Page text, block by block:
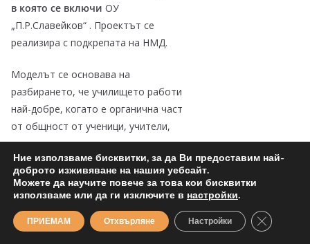
в която се включи ОУ
„П.Р.Славейков“ . Проектът се
реализира с подкрепата на НМД.
Моделът се основава на
разбирането, че училището работи
най-добре, когато е органична част
от общност от ученици, учители,
родители, организации и институции,
които си помагат в постигането на
пълноценното развитие на децата
на общността.
Училищата са добра отправна точка
Ние използваме бисквитки, за да Ви предоставим най-
доброто изживяване на нашия уебсайт.
Можете да научите повече за това кои бисквитки
използваме или да ги изключите в настройки.
ПРИЕМАМ Отхвърляне Настройки Close